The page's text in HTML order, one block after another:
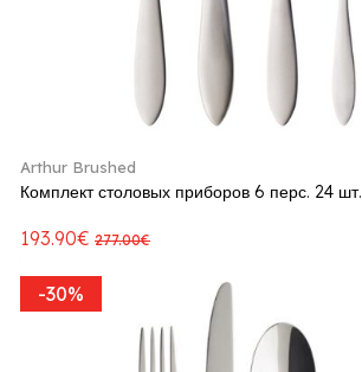
Arthur Brushed
Комплект столовых приборов 6 перс. 24 шт.
193.90€ 277.00€
-30%